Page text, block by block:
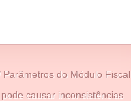
do Módulo Fiscal,
causar inconsistências